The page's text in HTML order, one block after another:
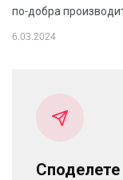
по-добра
6.03.2024